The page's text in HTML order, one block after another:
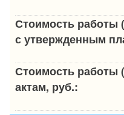
Стоимость работы
с утвержденным
Стоимость работы
актам, руб.: